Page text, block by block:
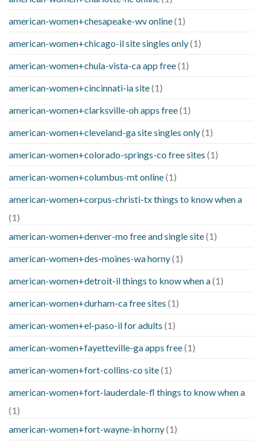
american-women+chesapeake-wv online(1)
american-women+chicago-il site singles only(1)
american-women+chula-vista-ca app free(1)
american-women+cincinnati-ia site(1)
american-women+clarksville-oh apps free(1)
american-women+cleveland-ga site singles only(1)
american-women+colorado-springs-co free sites (1)
american-women+columbus-mt online(1)
american-women+corpus-christi-tx things to know when a
(1)
american-women+denver-mo free and single site(1)
american-women+des-moines-wa horny(1)
american-women+detroit-il things to know when a(1)
american-women+durham-ca free sites (1)
american-women+el-paso-il for adults (1)
american-women+fayetteville-ga apps free(1)
american-women+fort-collins-co site(1)
american-women+fort-lauderdale-fl things to know when a
(1)
american-women+fort-wayne-in horny(1)